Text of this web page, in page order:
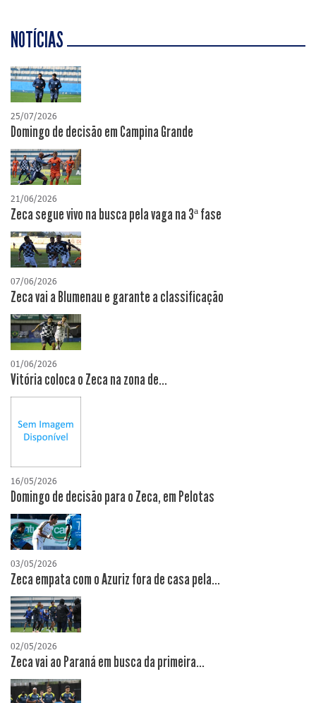
NOTÍCIAS
25/07/2026
Domingo de decisão em Campina Grande
21/06/2026
Zeca segue vivo na busca pela vaga na 3ª fase
07/06/2026
Zeca vai a Blumenau e garante a classificação
01/06/2026
Vitória coloca o Zeca na zona de...
16/05/2026
Domingo de decisão para o Zeca, em Pelotas
03/05/2026
Zeca empata com o Azuriz fora de casa pela...
02/05/2026
Zeca vai ao Paraná em busca da primeira...